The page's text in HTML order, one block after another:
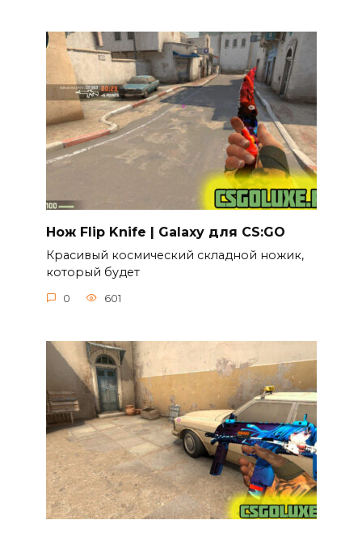
Нож Flip Knife | Galaxy для CS:GO
Красивый космический складной ножик,
который будет
0 601